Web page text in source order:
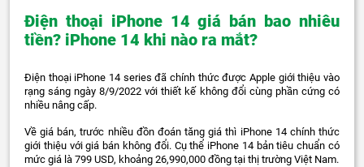
Điện thoại iPhone 14 giá bán bao nhiêu
tiền? iPhone 14 khi nào ra mắt?
Điện thoại iPhone 14 series đã chính thức được Apple giới thiệu vào
rạng sáng ngày 8/9/2022 với thiết kế không đổi cùng phần cứng có
nhiều nâng cấp.
Về giá bán, trước nhiều đồn đoán tăng giá thì iPhone 14 chính thức
giới thiệu với giá bán không đổi. Cụ thể iPhone 14 bản tiêu chuẩn có
mức giá là 799 USD, khoảng 26,990,000 đồng tại thị trường Việt Nam.